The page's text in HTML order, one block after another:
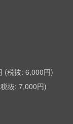
6,000円
7,000円